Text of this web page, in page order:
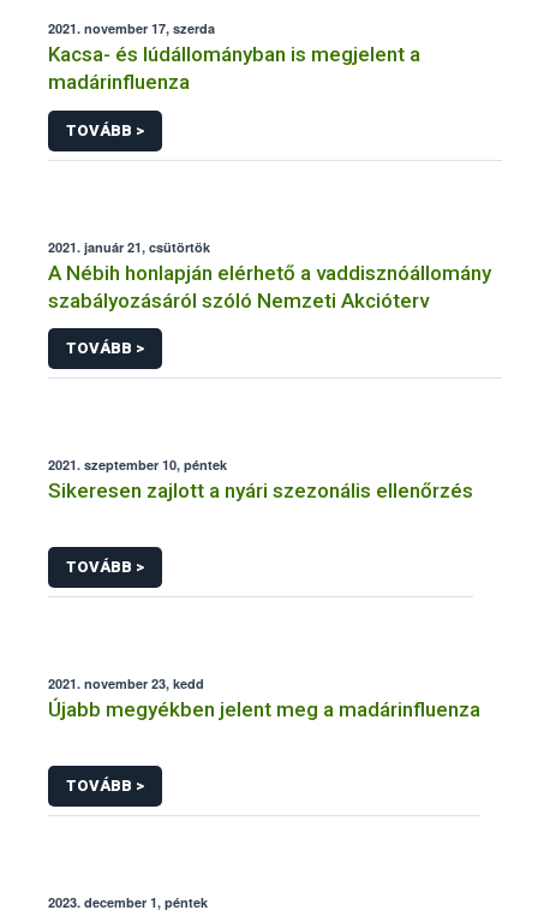
2021. november 17, szerda
Kacsa- és lúdállományban is megjelent a
madárinfluenza
TOVÁBB >
2021. január 21, csütörtök
A Nébih honlapján elérhető a vaddisznóállomány
szabályozásáról szóló Nemzeti Akcióterv
TOVÁBB >
2021. szeptember 10, péntek
Sikeresen zajlott a nyári szezonális ellenőrzés
TOVÁBB >
2021. november 23, kedd
Újabb megyékben jelent meg a madárinfluenza
TOVÁBB >
2023. december 1, péntek